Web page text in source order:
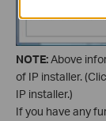
NOTE:Above
of IP installer.
IP installer.)
If you have any